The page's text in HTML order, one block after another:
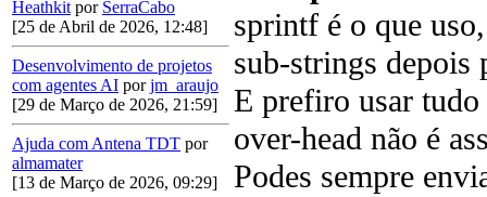
Heathkit por SerraCabo
[25 de Abril de 2026, 12:48]
Desenvolvimento de projetos
com agentes AI porjm_araujo
[29 de Março de 2026, 21:59]
Ajuda com Antena TDT por
almamater
[13 de Março de 2026, 09:29]
sprintf é o que
sub-strings depois
E prefiro usar
over-head não é
Podes sempre